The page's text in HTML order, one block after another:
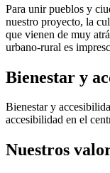
Para unir pueblos y
nuestro proyecto, la
que vienen de muy
urbano-rural es
Bienestar y
Bienestar y
accesibilidad en el
Nuestros